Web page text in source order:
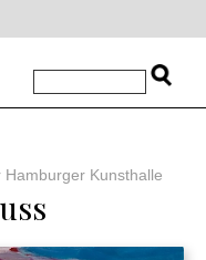
Kunsthalle